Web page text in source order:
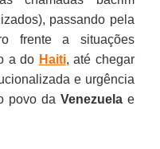
passando pela
frente a situações
a do Haiti, até chegar
e urgência
povo da Venezuelae